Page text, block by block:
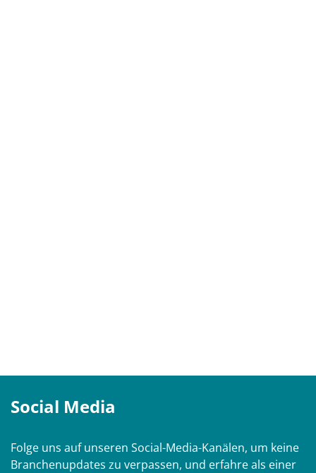
Social Media
Folge uns auf unseren Social-Media-Kanälen, um keine
Branchenupdates zu verpassen, und erfahre als einer